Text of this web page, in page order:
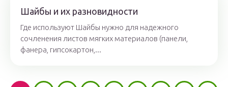
Шайбы и их разновидности
Где используют Шайбы нужно для надежного
сочленения листов мягких материалов (панели,
фанера, гипсокартон,...